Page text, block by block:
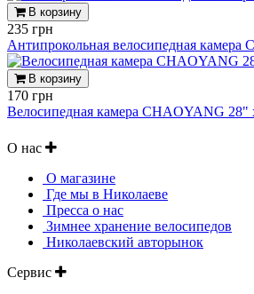
В корзину
235 грн
Антипрокольная велосипедная
В корзину
170 грн
Велосипедная камера CHAOYANG
О нас
О магазине
Где мы в Николаеве
Пресса о нас
Зимнее хранение велосипедов
Николаевский авторынок
Сервис